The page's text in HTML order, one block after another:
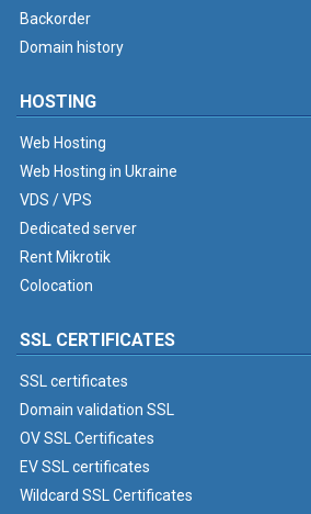
Backorder
Domain history
HOSTING
Web Hosting
Web Hosting in Ukraine
VDS / VPS
Dedicated server
Rent Mikrotik
Colocation
SSL CERTIFICATES
SSL certificates
Domain validation SSL
OV SSL Certificates
EV SSL certificates
Wildcard SSL Certificates